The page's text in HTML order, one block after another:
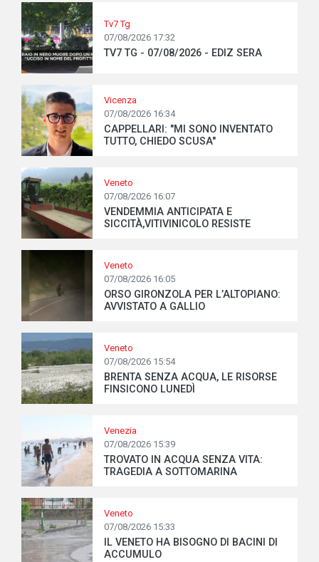
Tv7 Tg
07/08/2026 17:32
TV7 TG - 07/08/2026 - EDIZ SERA
Vicenza
07/08/2026 16:34
CAPPELLARI: "MI SONO INVENTATO
TUTTO, CHIEDO SCUSA"
Veneto
07/08/2026 16:07
VENDEMMIA ANTICIPATA E
SICCITÀ,VITIVINICOLO RESISTE
Veneto
07/08/2026 16:05
ORSO GIRONZOLA PER L’ALTOPIANO:
AVVISTATO A GALLIO
Veneto
07/08/2026 15:54
BRENTA SENZA ACQUA, LE RISORSE
FINSICONO LUNEDÌ
Venezia
07/08/2026 15:39
TROVATO IN ACQUA SENZA VITA:
TRAGEDIA A SOTTOMARINA
Veneto
07/08/2026 15:33
IL VENETO HA BISOGNO DI BACINI DI
ACCUMULO